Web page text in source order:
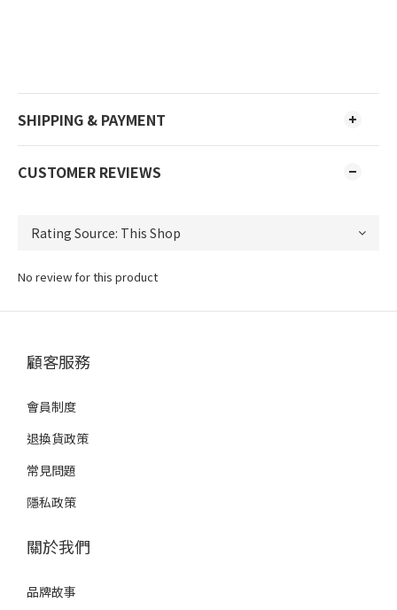
SHIPPING & PAYMENT
CUSTOMER REVIEWS
No review for this product
顧客服務
會員制度
退換貨政策
常見問題
隱私政策
關於我們
品牌故事